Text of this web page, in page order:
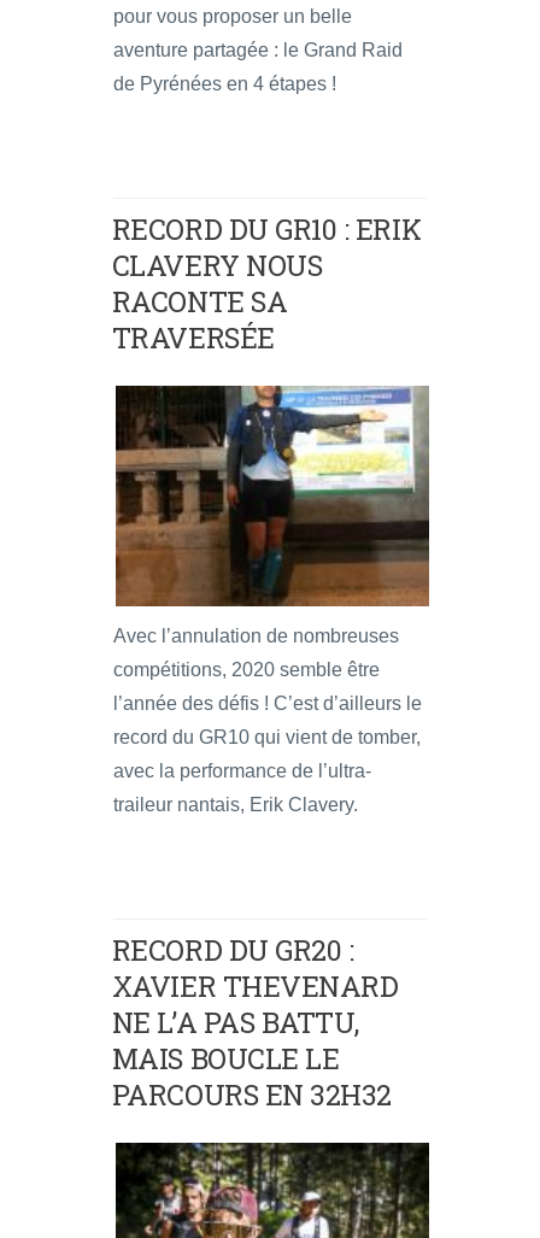
pour vous proposer un belle
aventure partagée : le Grand Raid
de Pyrénées en 4 étapes !
RECORD DU GR10 : ERIK
CLAVERY NOUS
RACONTE SA
TRAVERSÉE
Avec l’annulation de nombreuses
compétitions, 2020 semble être
l’année des défis ! C’est d’ailleurs le
record du GR10 qui vient de tomber,
avec la performance de l’ultra-
traileur nantais, Erik Clavery.
RECORD DU GR20 :
XAVIER THEVENARD
NE L’A PAS BATTU,
MAIS BOUCLE LE
PARCOURS EN 32H32